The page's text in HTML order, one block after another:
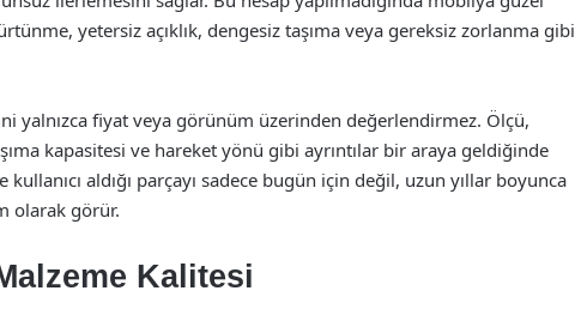
yetersiz açıklık, dengesiz taşıma veya gereksiz zorlanma gibi
yalnızca fiyat veya görünüm üzerinden değerlendirmez. Ölçü,
kapasitesi ve hareket yönü gibi ayrıntılar bir araya geldiğinde
aldığı parçayı sadece bugün için değil, uzun yıllar boyunca
olarak görür.
Kalitesi